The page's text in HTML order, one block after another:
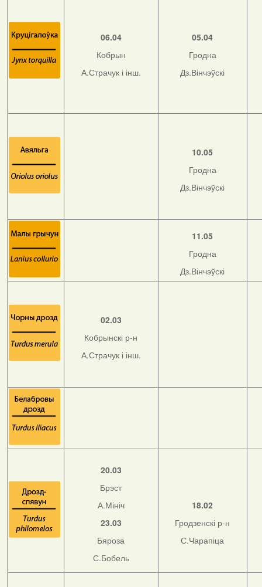
06.04
Кобрын
А.Страчук і інш.
05.04
Гродна
Дз.Вінчэўскі
10.05
Гродна
Дз.Вінчэўскі
11.05
Гродна
Дз.Вінчэўскі
02.03
Кобрынскі р-н
А.Страчук і інш.
20.03
Брэст
А.Мініч
23.03
Бяроза
С.Бобель
18.02
Гродзенскі р-н
С.Чарапіца